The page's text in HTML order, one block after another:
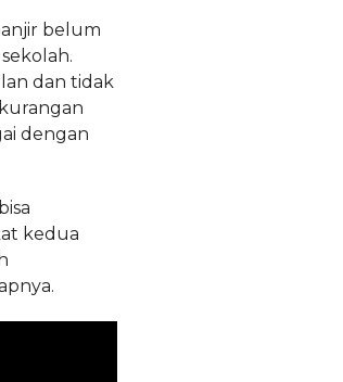
belum
dan tidak
dengan
kedua